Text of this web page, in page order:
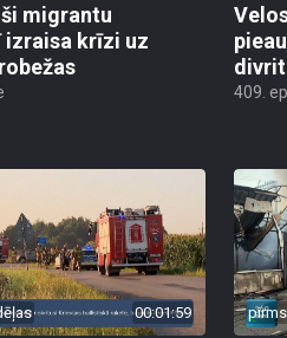
migrantu
izraisa krīzi uz
409.
00:01:59